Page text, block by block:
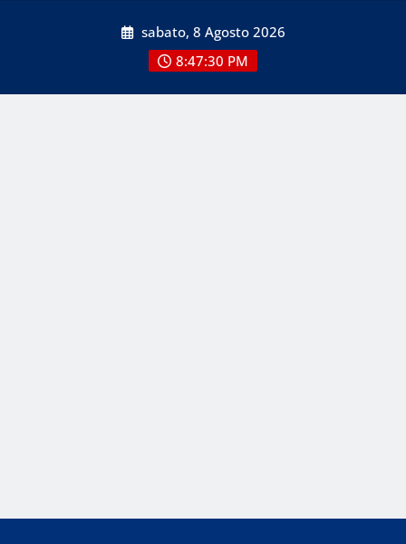
sabato, 8 Agosto 2026
8:47:31 PM